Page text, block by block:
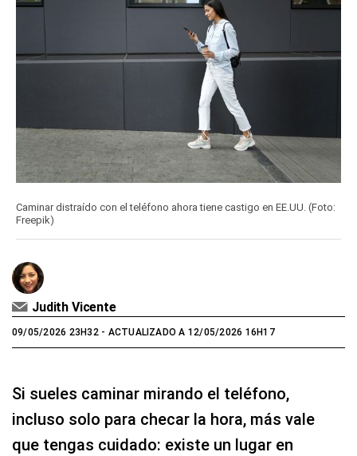
Caminar distraído con el teléfono ahora tiene castigo en EE.UU. (Foto:
Freepik)
Judith Vicente
09/05/2026 23H32- ACTUALIZADO A 12/05/2026 16H17
Si sueles caminar mirando el teléfono,
incluso solo para checar la hora, más vale
que tengas cuidado: existe un lugar en